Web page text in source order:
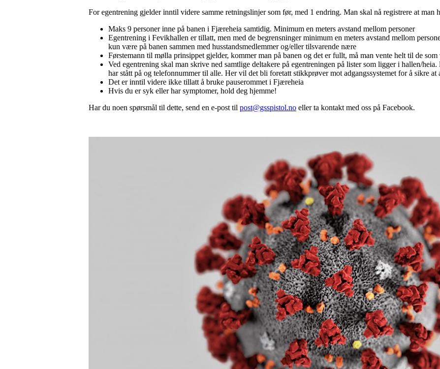
For egentrening gjelder inntil videre samme retningslinjer som før, med 1 endring. Man skal nå registrere at
Maks 9 personer inne på banen i Fjæreheia samtidig. Minimum en meters avstand mellom personer
Egentrening i Fevikhallen er tillatt, men med de begrensninger minimum en meters avstand mellom
kun være på banen sammen med husstandsmedlemmer og/eller tilsvarende nære
Førstemann til mølla prinsippet gjelder, kommer man på banen og det er fullt, må man vente helt til de
Ved egentrening skal man skrive ned samtlige deltakere på egentreningen på lister som ligger i hallen/
har stått på og telefonnummer til alle. Her vil det bli foretatt stikkprøver mot adgangssystemet for å sikre at
Det er inntil videre ikke tillatt å bruke pauserommet i Fjæreheia
Hvis du er syk eller har symptomer, hold deg hjemme!
Har du noen spørsmål til dette, send en e-post til post@gsspistol.no eller ta kontakt med oss på Facebook.